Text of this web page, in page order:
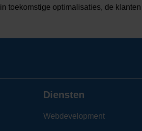
in toekomstige optimalisaties, de
Diensten
Webdevelopment